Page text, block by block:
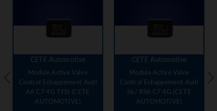
CETE Automotive
Module Active Valve
Control Echappement Audi
A6 C7 4G TFSI (CETE
AUTOMOTIVE)
CETE Automotive
Module Active Valve
Control Echappement Audi
S6/ RS6 C7 4G (CETE
AUTOMOTIVE)